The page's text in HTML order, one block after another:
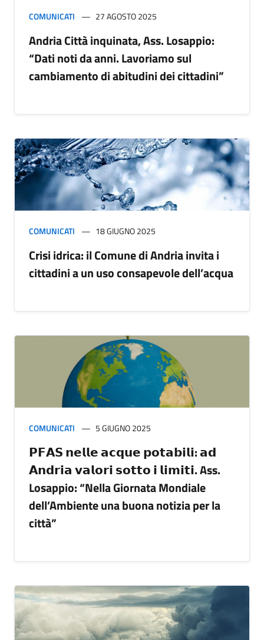
COMUNICATI 27 AGOSTO 2025
Andria Città inquinata, Ass. Losappio:
“Dati noti da anni. Lavoriamo sul
cambiamento di abitudini dei cittadini”
COMUNICATI 18 GIUGNO 2025
Crisi idrica: il Comune di Andria invita i
cittadini a un uso consapevole dell’acqua
COMUNICATI 5 GIUGNO 2025
𝗣𝗙𝗔𝗦 𝗻𝗲𝗹𝗹𝗲 𝗮𝗰𝗾𝘂𝗲 𝗽𝗼𝘁𝗮𝗯𝗶𝗹𝗶: 𝗮𝗱
𝗔𝗻𝗱𝗿𝗶𝗮 𝘃𝗮𝗹𝗼𝗿𝗶 𝘀𝗼𝘁𝘁𝗼 𝗶 𝗹𝗶𝗺𝗶𝘁𝗶. Ass.
Losappio: “Nella Giornata Mondiale
dell’Ambiente una buona notizia per la
città”